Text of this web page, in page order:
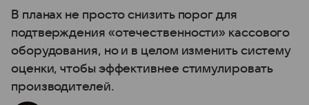
В планах не просто снизить порог для
подтверждения «отечественности» кассового
оборудования, но и в целом изменить систему
оценки, чтобы эффективнее стимулировать
производителей.